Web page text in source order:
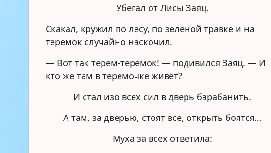
Убегал от Лисы Заяц.
Скакал, кружил по лесу, по зелёной травке и на
теремок случайно наскочил.
— Вот так терем-теремок! — подивился Заяц. — И
кто же там в теремочке живёт?
И стал изо всех сил в дверь барабанить.
А там, за дверью, стоят все, открыть боятся…
Муха за всех ответила: